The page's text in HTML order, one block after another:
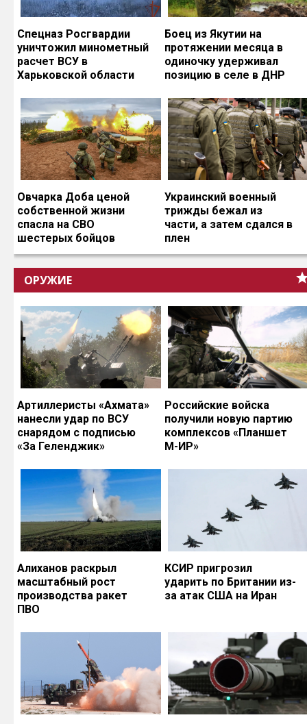
Спецназ Росгвардии
уничтожил минометный
расчет ВСУ в
Харьковской области
Боец из Якутии на
протяжении месяца в
одиночку удерживал
позицию в селе в ДНР
Овчарка Доба ценой
собственной жизни
спасла на СВО
шестерых бойцов
Украинский военный
трижды бежал из
части, а затем сдался в
плен
ОРУЖИЕ
Артиллеристы «Ахмата»
нанесли удар по ВСУ
снарядом с подписью
«За Геленджик»
Российские войска
получили новую партию
комплексов «Планшет
М-ИР»
Алиханов раскрыл
масштабный рост
производства ракет
ПВО
КСИР пригрозил
ударить по Британии из-
за атак США на Иран